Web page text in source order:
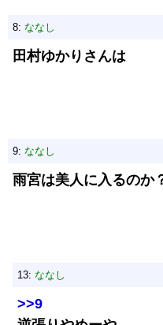
8: ななし
田村ゆかりさんは
9: ななし
雨宮は美人に入るのか
13: ななし
>>9